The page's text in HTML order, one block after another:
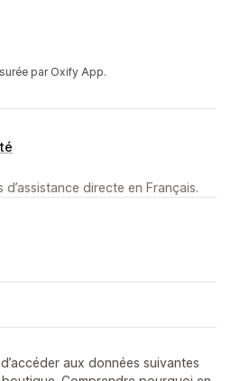
par Oxify App.
directe en Français.
aux données suivantes